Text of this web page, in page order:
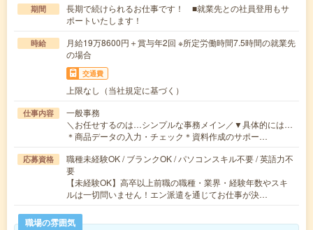
期間
長期で続けられるお仕事です！ ■就業先との社員登用もサ
ポートいたします！
時給
月給19万8600円＋賞与年2回 ※所定労働時間7.5時間の就業先
の場合
交通費
上限なし（当社規定に基づく）
仕事内容
一般事務
＼お任せするのは…シンプルな事務メイン／▼具体的には…
＊商品データの入力・チェック＊資料作成のサポー…
応募資格
職種未経験OK / ブランクOK / パソコンスキル不要 / 英語力不
要
【未経験OK】高卒以上前職の職種・業界・経験年数やスキ
ルは一切問いません！エン派遣を通じてお仕事が決…
職場の雰囲気